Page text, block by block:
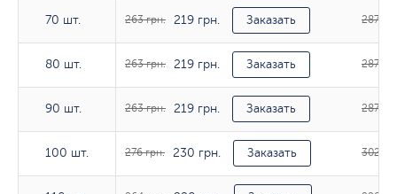
70 шт.
80 шт.
90 шт.
100 шт.
70 шт. 263 грн. 219 грн. Заказать 287
80 шт. 263 грн. 219 грн. Заказать 287
90 шт. 263 грн. 219 грн. Заказать 287
100 шт. 276 грн. 230 грн. Заказать 302